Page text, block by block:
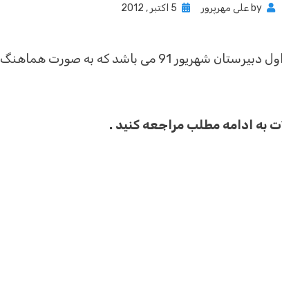
by علی مهرپرور
Posted
5 اکتبر , 2012
سوالات زیر سوالات انگلیسی اول دبیرستان شهریور 91 می باشد که به صورت هماهنگ
به ادامه مطلب مراجعه کنید .